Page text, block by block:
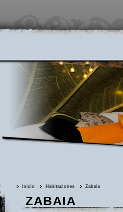
Inicio Habitaciones Zabaia
ZABAIA